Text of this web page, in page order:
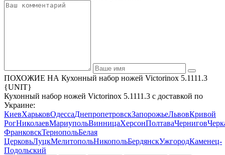
ПОХОЖИЕ НА Кухонный набор ножей Victorinox 5.1111.3
{UNIT}
Кухонный набор ножей Victorinox 5.1111.3 с доставкой по
Украине:
КиевХарьковОдессаДнепропетровскЗапорожьеЛьвовКривой
РогНиколаевМариупольВинницаХерсонПолтаваЧернигов
ФранковскТернопольБелая
ЦерковьЛуцкМелитопольНикопольБердянскУжгородКаменец-
Подольский